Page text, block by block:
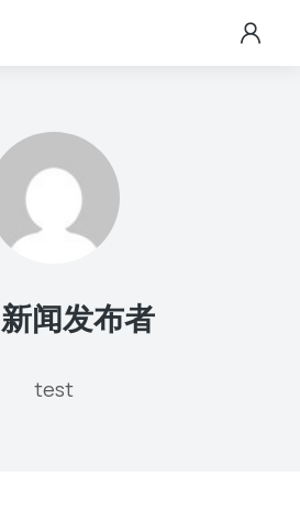
闻发布者
test